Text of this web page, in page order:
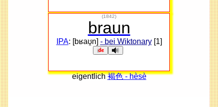
(1842)
braun
IPA: [bʁaʊ̯n] - bei Wiktonary[1]
eigentlich褐色 - hèsè